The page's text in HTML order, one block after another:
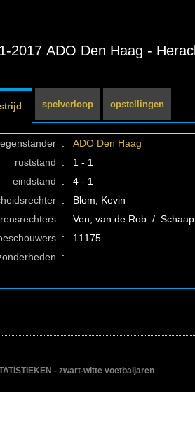
2017 ADO Den Haag -
spelverloop opstellingen
: ADO Den Haag
ruststand
:
1 - 1
eindstand
:
4 - 1
:
Blom, Kevin
:
Ven, van de Rob /
:
11175
:
- zwart-witte voetbaljaren